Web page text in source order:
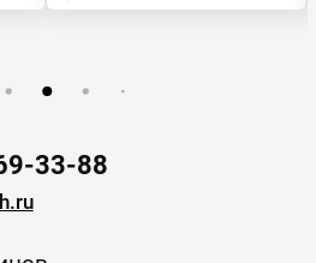
33-88